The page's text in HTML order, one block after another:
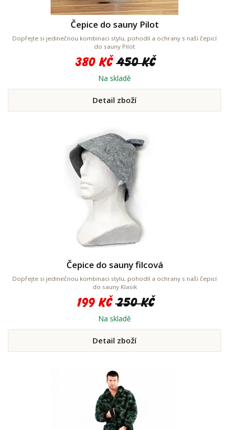
Čepice do sauny Pilot
Dopřejte si jedinečnou kombinaci stylu, pohodlí a ochrany s naší čepicí
do sauny Pilot
380 Kč 450 Kč
Na skladě
Detail zboží
Čepice do sauny filcová
Dopřejte si jedinečnou kombinaci stylu, pohodlí a ochrany s naší čepicí
do sauny Klasik
199 Kč 250 Kč
Na skladě
Detail zboží